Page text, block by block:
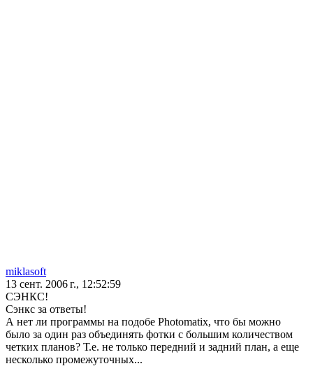
miklasoft
13 сент. 2006 г., 12:52:59
СЭНКС!
Сэнкс за ответы!
А нет ли программы на подобе Photomatix, что бы можно
было за один раз объединять фотки с большим количеством
четких планов? Т.е. не только передний и задний план, а еще
несколько промежуточных...